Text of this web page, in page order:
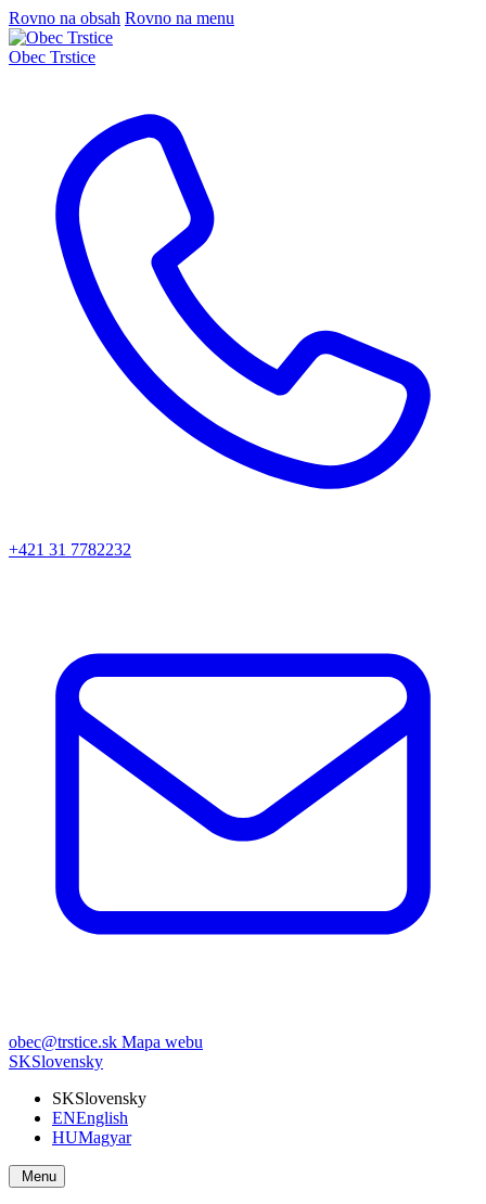
Rovno na obsah Rovno na menu
Obec Trstice
+421 31 7782232
obec@trstice.sk Mapa webu
SKSlovensky
SKSlovensky
ENEnglish
HUMagyar
Menu